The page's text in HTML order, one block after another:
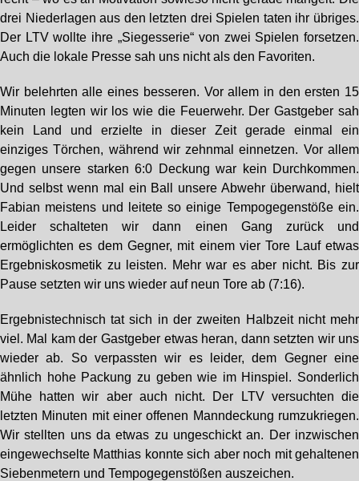
drei Niederlagen aus den letzten drei Spielen taten ihr übriges.
Der LTV wollte ihre „Siegesserie“ von zwei Spielen forsetzen.
Auch die lokale Presse sah uns nicht als den Favoriten.
Wir belehrten alle eines besseren. Vor allem in den ersten 15
Minuten legten wir los wie die Feuerwehr. Der Gastgeber sah
kein Land und erzielte in dieser Zeit gerade einmal ein
einziges Törchen, während wir zehnmal einnetzen. Vor allem
gegen unsere starken 6:0 Deckung war kein Durchkommen.
Und selbst wenn mal ein Ball unsere Abwehr überwand, hielt
Fabian meistens und leitete so einige Tempogegenstöße ein.
Leider schalteten wir dann einen Gang zurück und
ermöglichten es dem Gegner, mit einem vier Tore Lauf etwas
Ergebniskosmetik zu leisten. Mehr war es aber nicht. Bis zur
Pause setzten wir uns wieder auf neun Tore ab (7:16).
Ergebnistechnisch tat sich in der zweiten Halbzeit nicht mehr
viel. Mal kam der Gastgeber etwas heran, dann setzten wir uns
wieder ab. So verpassten wir es leider, dem Gegner eine
ähnlich hohe Packung zu geben wie im Hinspiel. Sonderlich
Mühe hatten wir aber auch nicht. Der LTV versuchten die
letzten Minuten mit einer offenen Manndeckung rumzukriegen.
Wir stellten uns da etwas zu ungeschickt an. Der inzwischen
eingewechselte Matthias konnte sich aber noch mit gehaltenen
Siebenmetern und Tempogegenstößen auszeichen.